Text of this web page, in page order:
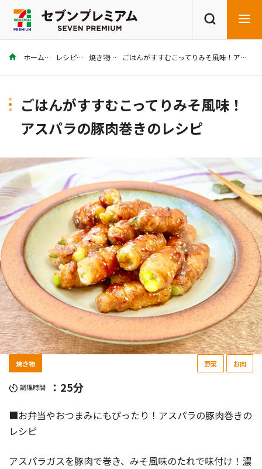
商品を探す レシピを探す
ホーム レシピ 焼き物 ごはんがすすむこってりみそ風味！アスパラの豚肉巻きのレシピ
ごはんがすすむこってりみそ風味！
アスパラの豚肉巻きのレシピ
焼き物 野菜 お肉
調理時間 ：25分
■お弁当やおつまみにもぴったり！アスパラの豚肉巻きの
レシピ
アスパラガスを豚肉で巻き、みそ風味のたれで味付け！濃